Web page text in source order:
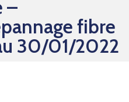
–
fibre
30/01/2022